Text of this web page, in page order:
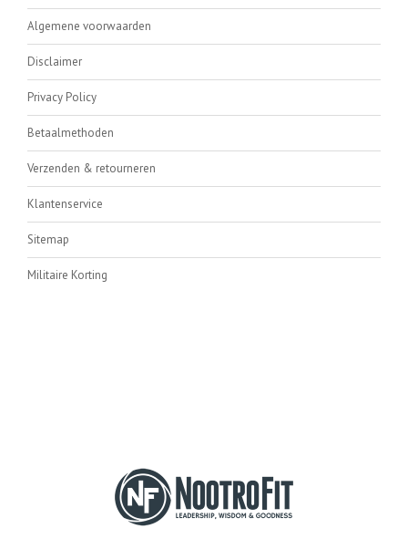
Algemene voorwaarden
Disclaimer
Privacy Policy
Betaalmethoden
Verzenden & retourneren
Klantenservice
Sitemap
Militaire Korting